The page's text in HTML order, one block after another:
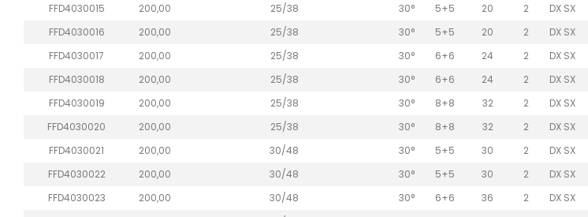
FFD4030015
200,00 25/38 30° 5+5 20 2 DX SX
FFD4030016
200,00 25/38 30° 5+5 20 2 DX SX
FFD4030017
200,00 25/38 30° 6+6 24 2 DX SX
FFD4030018
200,00 25/38 30° 6+6 24 2 DX SX
FFD4030019
200,00 25/38 30° 8+8 32 2 DX SX
FFD4030020
200,00 25/38 30° 8+8 32 2 DX SX
FFD4030021
200,00 30/48 30° 5+5 30 2 DX SX
FFD4030022
200,00 30/48 30° 5+5 30 2 DX SX
FFD4030023
200,00 30/48 30° 6+6 36 2 DX SX